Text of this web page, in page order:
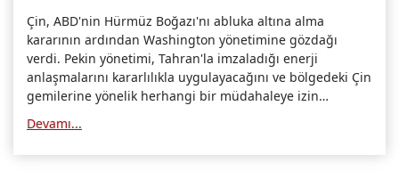
Çin, ABD'nin Hürmüz Boğazı'nı abluka altına alma
kararının ardından Washington yönetimine gözdağı
verdi. Pekin yönetimi, Tahran'la imzaladığı enerji
anlaşmalarını kararlılıkla uygulayacağını ve bölgedeki Çin
gemilerine yönelik herhangi bir müdahaleye izin
Devamı...